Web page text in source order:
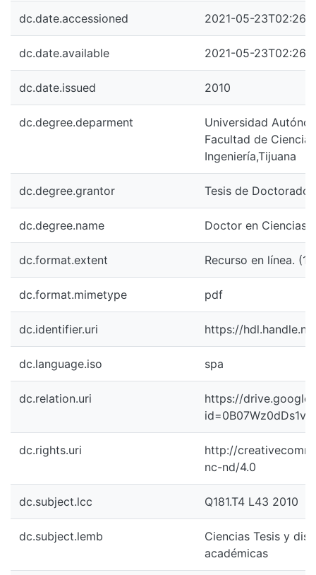
dc.date.accessioned 2021-05-
dc.date.available 2021-05-
dc.date.issued 2010
dc.degree.deparment
Universidad
Facultad de
Ingeniería,Tijuana
dc.degree.grantor Tesis de Doctorado
dc.degree.name Doctor en Ciencias.
dc.format.extent Recurso en línea.
dc.format.mimetype pdf
dc.identifier.uri https://
dc.language.iso spa
dc.relation.uri
https://
dc.rights.uri
http://
nc-nd/4.0
dc.subject.lcc Q181.T4 L43 2010
dc.subject.lemb
Ciencias Tesis y
académicas